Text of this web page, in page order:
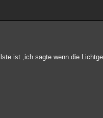
ist ,ich sagte wenn die